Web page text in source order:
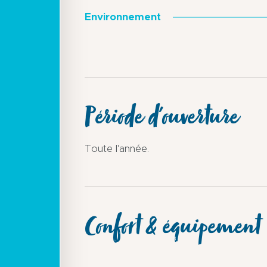
Environnement
Période d'ouverture
Toute l'année.
Confort & équipement